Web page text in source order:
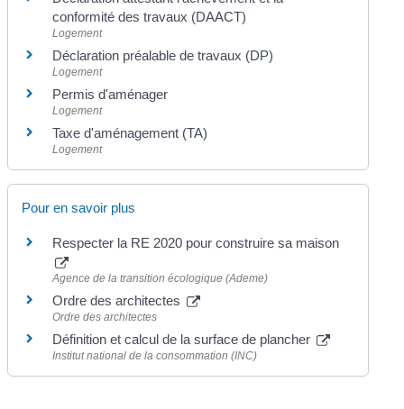
conformité des travaux (DAACT)
Logement
Déclaration préalable de travaux (DP)
Logement
Permis d'aménager
Logement
Taxe d'aménagement (TA)
Logement
Pour en savoir plus
Respecter la RE 2020 pour construire sa maison
Agence de la transition écologique (Ademe)
Ordre des architectes
Ordre des architectes
Définition et calcul de la surface de plancher
Institut national de la consommation (INC)